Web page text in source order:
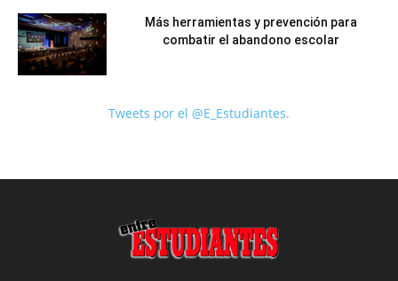
Más herramientas y prevención para
combatir el abandono escolar
Tweets por el @E_Estudiantes.